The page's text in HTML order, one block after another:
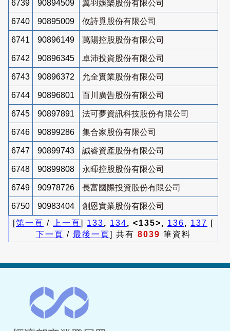
6739 90894509 翼羽娛樂股份有限公司
6740 90895009 攸詩覓股份有限公司
6741 90896149 萬陽控股股份有限公司
6742 90896345 卓沛投資股份有限公司
6743 90896372 允全實業股份有限公司
6744 90896801 百川廣告股份有限公司
6745 90897891 法可夢資訊科技股份有限公司
6746 90899286 集合家股份有限公司
6747 90899743 誠睿資產股份有限公司
6748 90899808 永暉控股股份有限公司
6749 90978726 長富國際投資股份有限公司
6750 90983404
創恩實業股份有限公司
[第一頁 / 上一頁] 133, 134, <135>, 136, 137 [
下一頁 / 最後一頁] 共有 8039 筆資料